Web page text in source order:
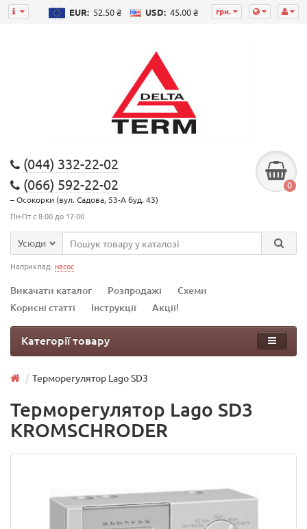
грн.
EUR: 52.50 ₴ USD: 45.00 ₴
(044) 332-22-02
(066) 592-22-02
– Осокорки (вул. Садова, 53-А буд. 43)
Пн-Пт с 8:00 до 17:00
0
Усюди
Наприклад: насос
Викачати каталог Розпродажі
Схеми
Корисні статті
Інструкції Акції!
Категорії товару
Терморегулятор Lago SD3
Терморегулятор Lago SD3
KROMSCHRODER